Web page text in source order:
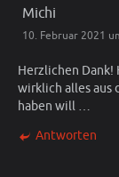
Michi
10. Februar 2021
Herzlichen
wirklich alles aus
haben will …
Antworten